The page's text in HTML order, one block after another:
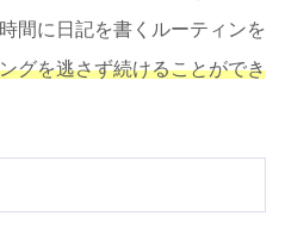
間に日記を書くルーティンを
グを逃さず続けることができ